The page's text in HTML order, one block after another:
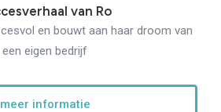
van Ro
en bouwt aan haar droom van
een eigen bedrijf
meer informatie